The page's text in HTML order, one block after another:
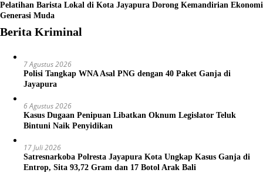
Pelatihan Barista Lokal di Kota Jayapura Dorong Kemandirian Ekonomi
Generasi Muda
Berita Kriminal
7 Agustus 2026
Polisi Tangkap WNA Asal PNG dengan 40 Paket Ganja di
Jayapura
6 Agustus 2026
Kasus Dugaan Penipuan Libatkan Oknum Legislator Teluk
Bintuni Naik Penyidikan
17 Juli 2026
Satresnarkoba Polresta Jayapura Kota Ungkap Kasus Ganja di
Entrop, Sita 93,72 Gram dan 17 Botol Arak Bali